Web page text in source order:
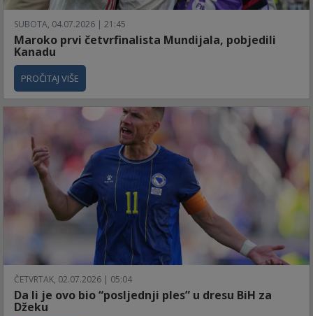
SUBOTA, 04.07.2026 | 21:45
Maroko prvi četvrfinalista Mundijala, pobjedili
Kanadu
PROČITAJ VIŠE
ČETVRTAK, 02.07.2026 | 05:04
Da li je ovo bio “posljednji ples” u dresu BiH za
Džeku